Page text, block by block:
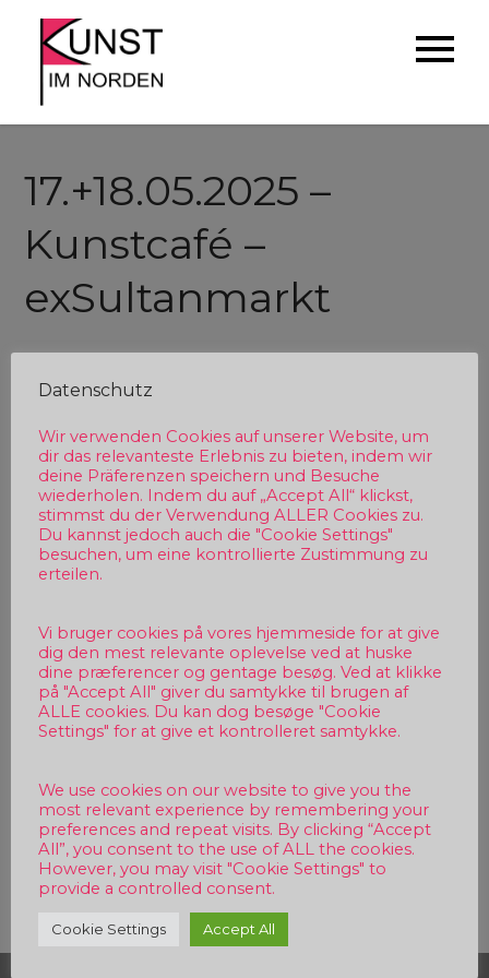
content
17.+18.05.2025 –
Kunstcafé –
exSultanmarkt
Beitragsnavigation
Datenschutz
Wir verwenden Cookies auf unserer Website, um
dir das relevanteste Erlebnis zu bieten, indem wir
deine Präferenzen speichern und Besuche
wiederholen. Indem du auf „Accept All“ klickst,
stimmst du der Verwendung ALLER Cookies zu.
Du kannst jedoch auch die "Cookie Settings"
besuchen, um eine kontrollierte Zustimmung zu
erteilen.
Vi bruger cookies på vores hjemmeside for at give
dig den mest relevante oplevelse ved at huske
dine præferencer og gentage besøg. Ved at klikke
på "Accept All" giver du samtykke til brugen af
ALLE cookies. Du kan dog besøge "Cookie
Settings" for at give et kontrolleret samtykke.
We use cookies on our website to give you the
most relevant experience by remembering your
preferences and repeat visits. By clicking “Accept
All”, you consent to the use of ALL the cookies.
However, you may visit "Cookie Settings" to
provide a controlled consent.
Cookie Settings Accept All